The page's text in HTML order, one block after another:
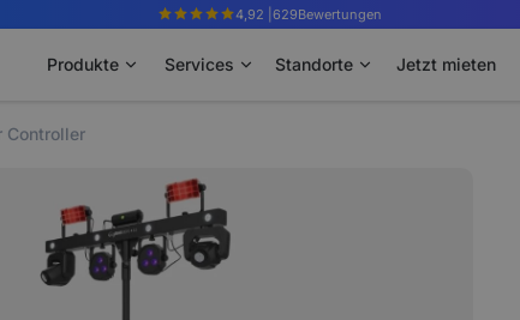
4,92 | 629Bewertungen
Produkte Services Standorte Jetzt mieten
Controller